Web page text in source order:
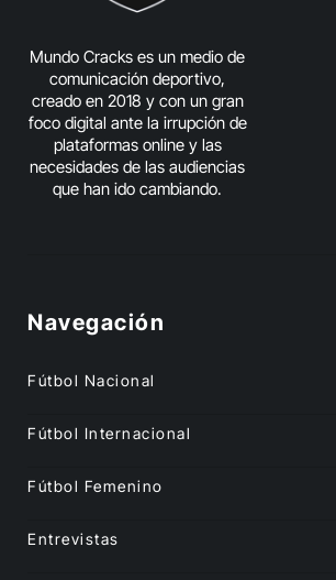
Mundo Cracks es un medio de
comunicación deportivo,
creado en 2018 y con un gran
foco digital ante la irrupción de
plataformas online y las
necesidades de las audiencias
que han ido cambiando.
Navegación
Fútbol Nacional
Fútbol Internacional
Fútbol Femenino
Entrevistas